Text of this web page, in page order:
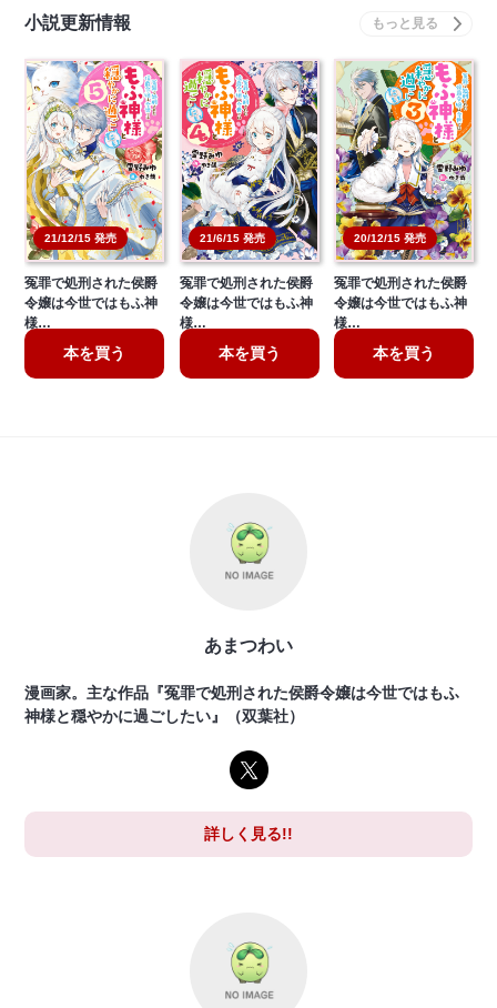
小説更新情報
21/12/15 発売
冤罪で処刑された侯爵
令嬢は今世ではもふ神
様…
本を買う
21/6/15 発売
冤罪で処刑された侯爵
令嬢は今世ではもふ神
様…
本を買う
20/12/15 発売
冤罪で処刑された侯爵
令嬢は今世ではもふ神
様…
本を買う
あまつわい
漫画家。主な作品『冤罪で処刑された侯爵令嬢は今世ではもふ
神様と穏やかに過ごしたい』（双葉社）
詳しく見る!!